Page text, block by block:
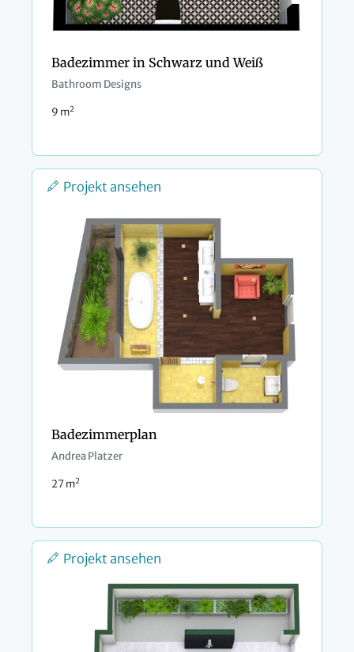
Badezimmer in Schwarz und Weiß
Bathroom Designs
9 m2
Projekt ansehen
Badezimmerplan
Andrea Platzer
27 m2
Projekt ansehen